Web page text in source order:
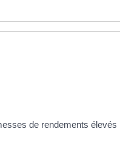
de rendements élevés